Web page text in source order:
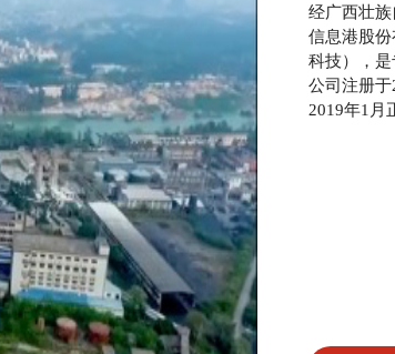
经广西壮
信息港股
科技），
公司注册
2019年1月